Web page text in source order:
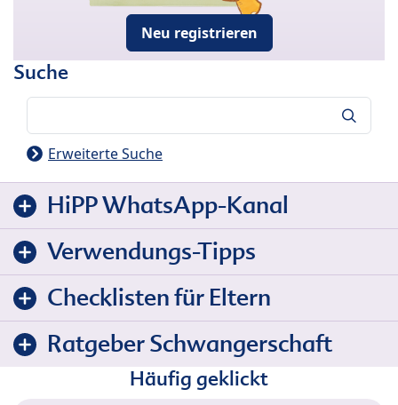
Neu registrieren
Suche
Erweiterte Suche
HiPP WhatsApp-Kanal
Verwendungs-Tipps
Checklisten für Eltern
Ratgeber Schwangerschaft
Häufig geklickt